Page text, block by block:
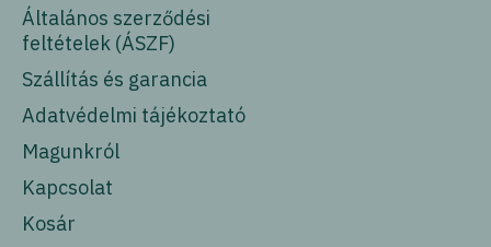
Általános szerződési
feltételek (ÁSZF)
Szállítás és garancia
Adatvédelmi tájékoztató
Magunkról
Kapcsolat
Kosár